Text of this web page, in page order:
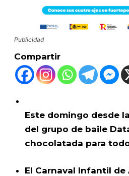
Publicidad
Compartir
Este domingo desde
del grupo de baile
chocolatada para
El Carnaval Infantil